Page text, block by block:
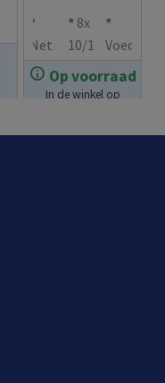
Op voorraad
In de winkel op
€13.99
Net
werk
swit
8x
10/1
bps
ten
Voed
mee
verd